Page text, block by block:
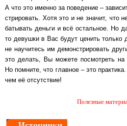
А что это имен­но за по­ве­де­ние ‒
с­т­ри­ро­вать. Хотя это и не зна­чит, что
ба­ты­вать день­ги и всё ос­таль­ное. Но
то де­вуш­ки в Вас будут це­нить только
не на­у­чи­тесь им де­мон­с­т­ри­ро­вать
это де­лать, Вы мо­же­те пос­мот­реть
Но пом­ни­те, что глав­ное ‒ это
чем её от­сут­с­т­вие!
Полезные